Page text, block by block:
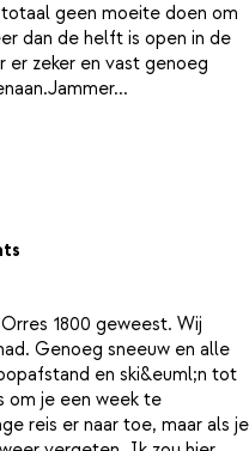
geen moeite doen om
dan de helft is open in de
er zeker en vast genoeg
1800 geweest. Wij
Genoeg sneeuw en alle
en ski&euml;n tot
om je een week te
reis er naar toe, maar als je